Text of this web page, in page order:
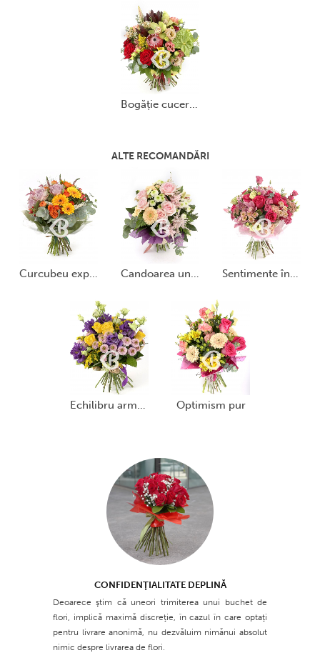
bogăție cuceritoare
ALTE RECOMANDĂRI
curcubeu exploziv candoarea unei clipe sentimente îndrăznețe
echilibru armonios optimism pur
CONFIDENŢIALITATE DEPLINĂ
Deoarece ştim că uneori trimiterea unui buchet de
flori, implică maximă discreţie, în cazul în care optaţi
pentru livrare anonimă, nu dezvăluim nimănui absolut
nimic despre livrarea de flori.